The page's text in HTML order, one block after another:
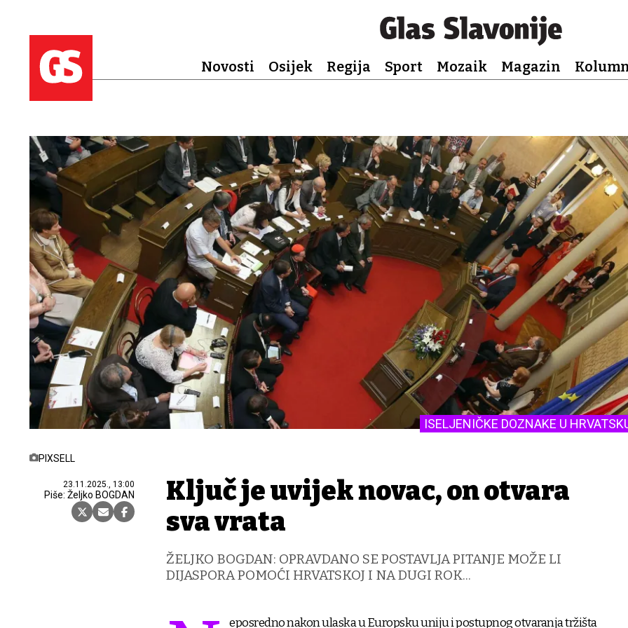
Novosti Osijek Regija Sport Mozaik Magazin
PIXSELL
23.11.2025., 13:00
Piše: Željko BOGDAN
ISELJENIČKE DOZNAKE U
Ključ je uvijek novac, on otvara
sva vrata
ŽELJKO BOGDAN: OPRAVDANO SE POSTAVLJA PITANJE MOŽE LI
DIJASPORA POMOĆI HRVATSKOJ I NA DUGI ROK...
eposredno nakon ulaska u Europsku uniju i postupnog otvaranja tržišta